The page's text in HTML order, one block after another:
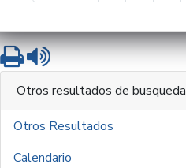
ImprimirLeer contenido
Otros resultados de busqueda
Otros Resultados
Calendario